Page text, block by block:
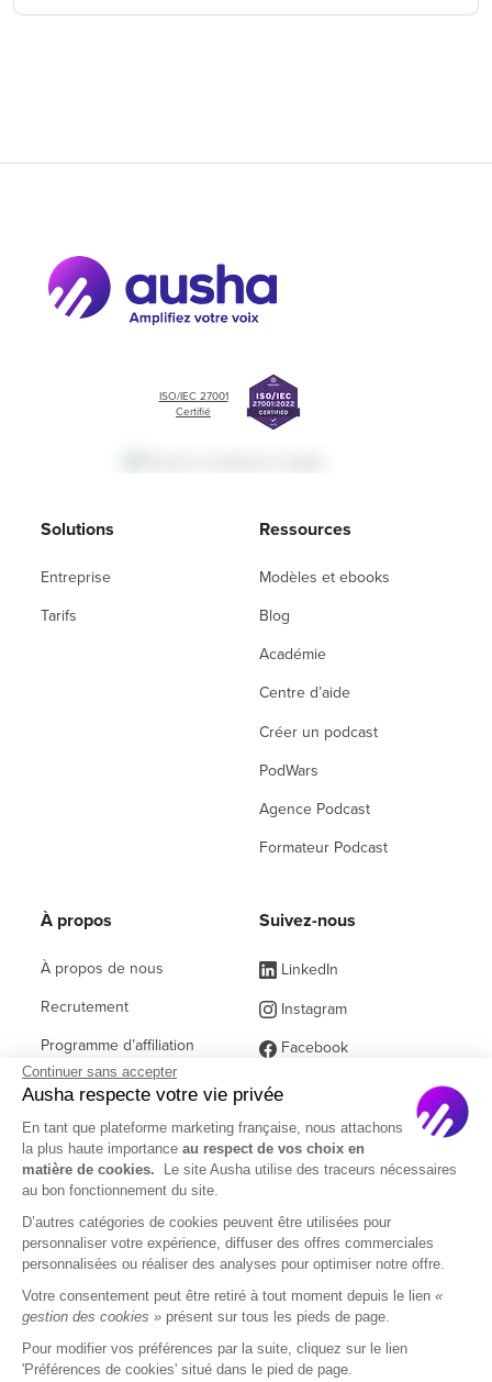
ISO/IEC 27001
Certifié
Solutions
Entreprise
Tarifs
Ressources
Modèles et ebooks
Blog
Académie
Centre d’aide
Créer un podcast
PodWars
Agence Podcast
Formateur Podcast
À propos
À propos de nous
Recrutement
Programme d’affiliation
Contact commercial
Partenaires
Questions fréquentes
Suivez-nous
LinkedIn
Instagram
Facebook
(ex Twitter)
© 2026 Ausha SAS
Mentions Légales CGU
CGA
Politique de confidentialité
DOM
Continuer sans accepter
Ausha respecte votre vie privée
En tant que plateforme marketing française, nous attachons
la plus haute importance au respect de vos choix en
matière de cookies.
Le site Ausha utilise des traceurs nécessaires
au bon fonctionnement du site.
D’autres catégories de cookies peuvent être utilisées pour
personnaliser votre expérience, diffuser des offres commerciales
personnalisées ou réaliser des analyses pour optimiser notre offre.
Votre consentement peut être retiré à tout moment depuis le lien «
gestion des cookies » présent sur tous les pieds de page.
Pour modifier vos préférences par la suite, cliquez sur le lien
'Préférences de cookies' situé dans le pied de page.